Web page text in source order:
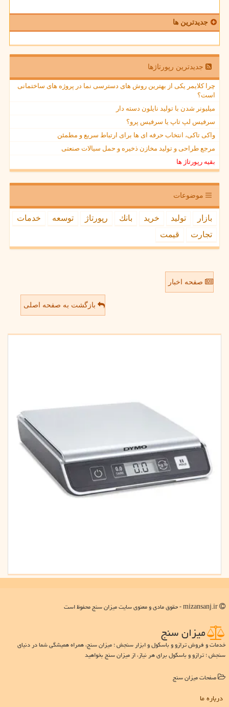
جدیدترین ها
جدیدترین رپورتاژها
چرا کلایمر یکی از بهترین روش های دسترسی نما در پروژه های ساختمانی
است؟
میلیونر شدن با تولید نایلون دسته دار
سرفیس لپ تاپ یا سرفیس پرو؟
واکی تاکی، انتخاب حرفه ای ها برای ارتباط سریع و مطمئن
مرجع طراحی و تولید مخازن ذخیره و حمل سیالات صنعتی
بقیه رپورتاژ ها
موضوعات
بازار تولید خرید بانك رپورتاژ توسعه
خدمات
تجارت
قیمت
صفحه اخبار
بازگشت به صفحه اصلی
میزان سنج
خدمات و فروش ترازو و باسکول و ابزار سنجش ؛ میزان سنج، همراه همیشگی شما در دنیای
سنجش ؛ ترازو و باسکول برای هر نیاز، از میزان سنج بخواهید
صفحات میزان سنج
درباره ما